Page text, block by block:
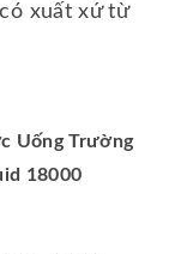
xuất xứ từ
Uống Trường
18000